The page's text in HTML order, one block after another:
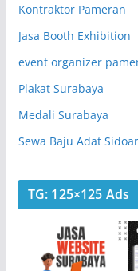
Kontraktor Pameran
Jasa Booth Exhibition
event organizer
Plakat Surabaya
Medali Surabaya
Sewa Baju Adat
TG: 125×125 Ads